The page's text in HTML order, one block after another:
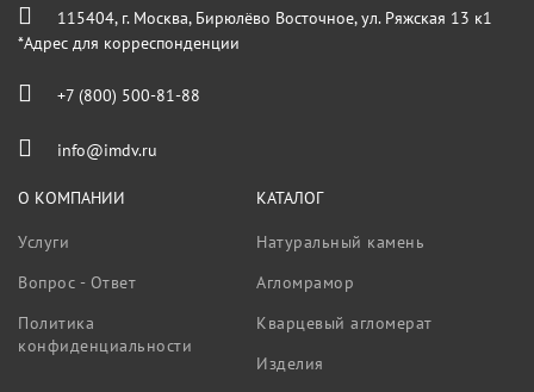
115404, г. Москва, Бирюлёво Восточное, ул. Ряжская 13 к1
*Адрес для корреспонденции
+7 (800) 500-81-88
info@imdv.ru
О КОМПАНИИ
Услуги
Вопрос - Ответ
Политика
конфиденциальности
КАТАЛОГ
Натуральный камень
Агломрамор
Кварцевый агломерат
Изделия